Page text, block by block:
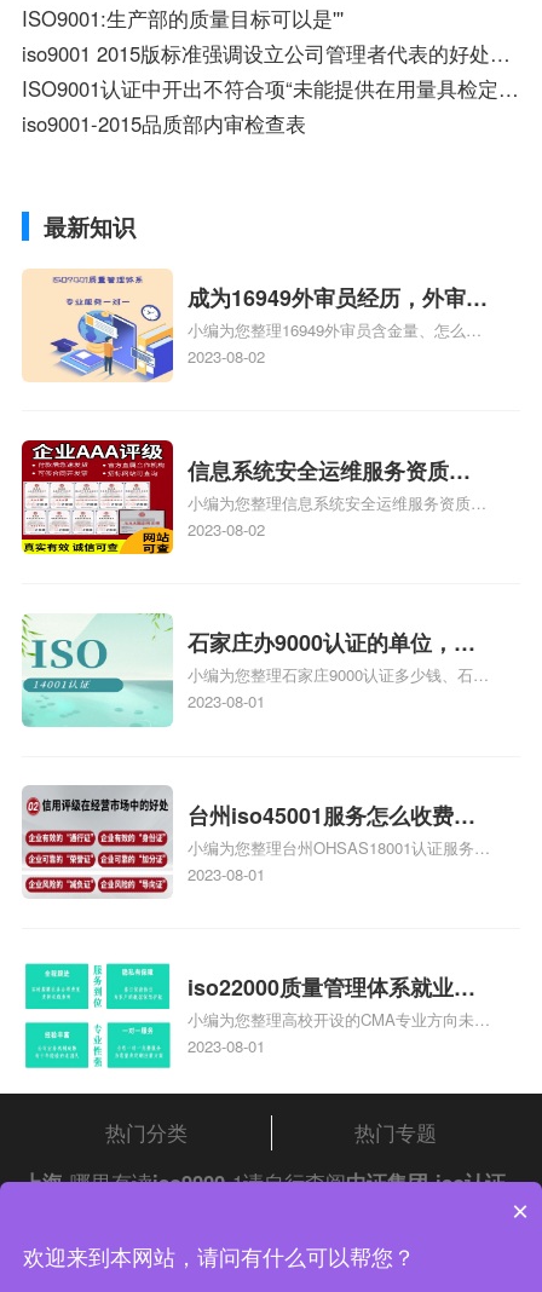
ISO9001:生产部的质量目标可以是'''
iso9001 2015版标准强调设立公司管理者代表的好处有哪些？
ISO9001认证中开出不符合项“未能提供在用量具检定周期内合格的证据”的纠正措施表怎么填写？
iso9001-2015品质部内审检查表
最新知识
成为16949外审员经历，外审员
16949
小编为您整理16949外审员含金量、怎么才
能成为注册的TS16949:2009的外审员、我
2023-08-02
信息系统安全运维服务资质二
级费用，信息系统安全运维服
务资质二级
小编为您整理信息系统安全运维服务资质认
证证书机构有哪些、安全运维服务资质的费
体系认证知识，详情可查看下方正文！
2023-08-02
石家庄办9000认证的单位，石
家庄9000认证的公司
小编为您整理石家庄9000认证多少钱、石家
庄9000认证价格多少钱、石家庄9000认证
2023-08-01
台州iso45001服务怎么收费，
台州iso45001认证服务怎么收
费
小编为您整理台州OHSAS18001认证服务中
心哪家收费便宜、台州ISO9000认证，哪个
标准是什么相关iso体系认证知识，详情可
查看下方正文！
2023-08-01
iso22000质量管理体系就业方
向，质量管理与认证就业方向
小编为您整理高校开设的CMA专业方向未来
就业前景及就业方向如何、cma就业方向有
和cma未来就业方向、大学生考完cma，就
哪些就业方向相关iso体系认证知识，详情
可查看下方正文！
2023-08-01
热门分类
热门专题
上海 哪里有读iso9000 1请自行查阅中证集团 iso认证
中证集团体系认证 版权所有 Copyright © 2022
×
欢迎来到本网站，请问有什么可以帮您？